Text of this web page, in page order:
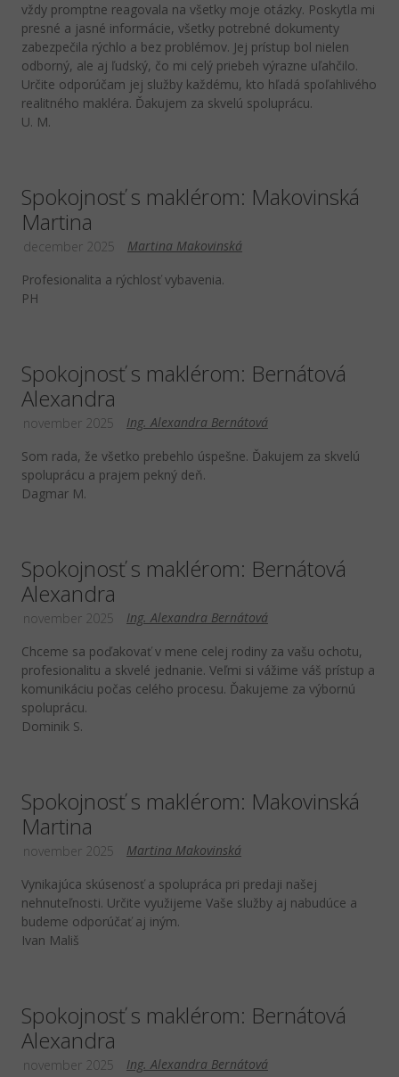
vždy promptne reagovala na všetky moje otázky. Poskytla mi
presné a jasné informácie, všetky potrebné dokumenty
zabezpečila rýchlo a bez problémov. Jej prístup bol nielen
odborný, ale aj ľudský, čo mi celý priebeh výrazne uľahčilo.
Určite odporúčam jej služby každému, kto hľadá spoľahlivého
realitného makléra. Ďakujem za skvelú spoluprácu.
U. M.
Spokojnosť s maklérom: Makovinská
Martina
Martina Makovinská
december 2025
Profesionalita a rýchlosť vybavenia.
PH
Spokojnosť s maklérom: Bernátová
Alexandra
Ing. Alexandra Bernátová
november 2025
Som rada, že všetko prebehlo úspešne. Ďakujem za skvelú
spoluprácu a prajem pekný deň.
Dagmar M.
Spokojnosť s maklérom: Bernátová
Alexandra
Ing. Alexandra Bernátová
november 2025
Chceme sa poďakovať v mene celej rodiny za vašu ochotu,
profesionalitu a skvelé jednanie. Veľmi si vážime váš prístup a
komunikáciu počas celého procesu. Ďakujeme za výbornú
spoluprácu.
Dominik S.
Spokojnosť s maklérom: Makovinská
Martina
Martina Makovinská
november 2025
Vynikajúca skúsenosť a spolupráca pri predaji našej
nehnuteľnosti. Určite využijeme Vaše služby aj nabudúce a
budeme odporúčať aj iným.
Ivan Mališ
Spokojnosť s maklérom: Bernátová
Alexandra
Ing. Alexandra Bernátová
november 2025